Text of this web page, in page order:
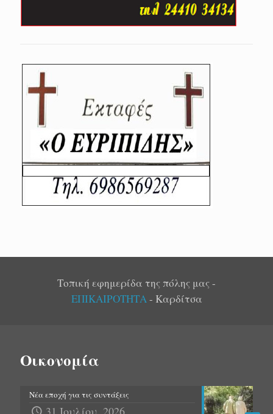
Τοπική εφημερίδα της πόλης μας -
ΕΠΙΚΑΙΡΟΤΗΤΑ- Καρδίτσα
Οικονομία
Νέα εποχή για τις συντάξεις
31 Ιουλίου, 2026